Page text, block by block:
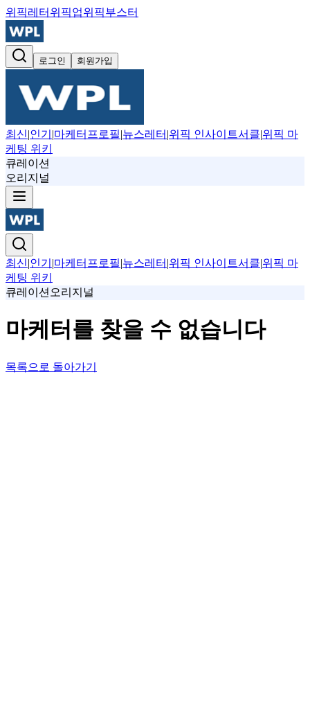
위픽레터 위픽업위픽부스터
로그인 회원가입
최신|인기 |마케터프로필|뉴스레터 |위픽 인사이트서클|위픽 마
케팅 위키
큐레이션
오리지널
최신|인기 |마케터프로필|뉴스레터 |위픽 인사이트서클|위픽 마
케팅 위키
큐레이션 오리지널
마케터를 찾을 수 없습니다
목록으로 돌아가기